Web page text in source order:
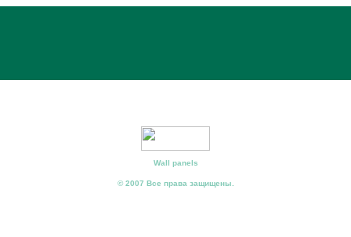
Wall panels
© 2007 Все права защищены.